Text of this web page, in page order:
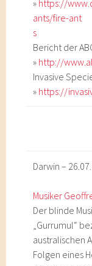
» https://
ants/fire-ant
s
Bericht der
» http://
Invasive
» https://
Darwin –
Musiker
Der blinde
„Gurrumul“
australischen
Folgen eines